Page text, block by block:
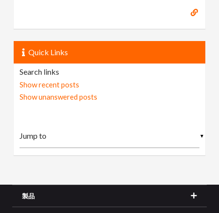
Quick Links
Search links
Show recent posts
Show unanswered posts
▼
製品